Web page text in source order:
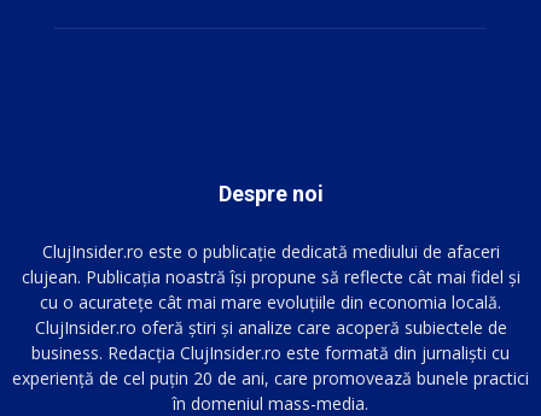
Despre noi
ClujInsider.ro este o publicație dedicată mediului de afaceri
clujean. Publicația noastră își propune să reflecte cât mai fidel și
cu o acuratețe cât mai mare evoluțiile din economia locală.
ClujInsider.ro oferă știri și analize care acoperă subiectele de
business. Redacția ClujInsider.ro este formată din jurnaliști cu
experiență de cel puțin 20 de ani, care promovează bunele practici
în domeniul mass-media.